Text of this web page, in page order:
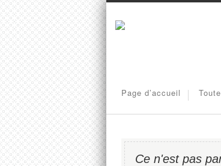
Page d’accueil
Ce n'est pas